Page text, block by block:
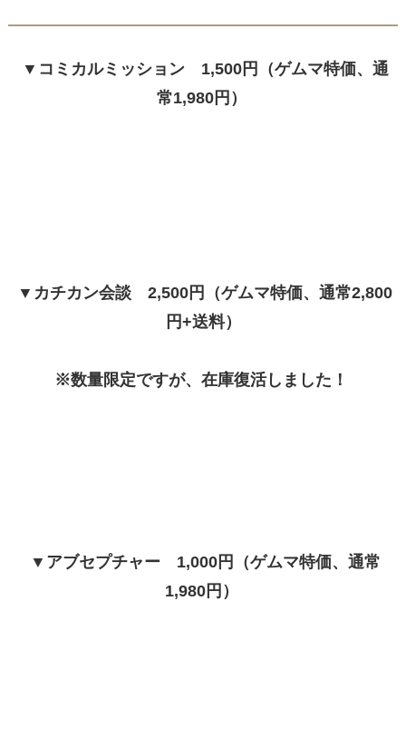
▼コミカルミッション 1,500円（ゲムマ特価、通
常1,980円）
▼カチカン会談 2,500円（ゲムマ特価、通常2,800
円+送料）
※数量限定ですが、在庫復活しました！
▼アブセプチャー 1,000円（ゲムマ特価、通常
1,980円）